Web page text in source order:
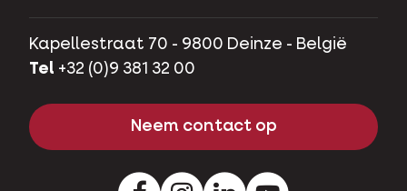
Kapellestraat 70 - 9800 Deinze - België
Tel +32 (0)9 381 32 00
Neem contact op
FacebookInstagramLinkedInYoutube